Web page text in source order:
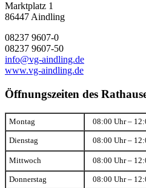
Marktplatz 1
86447 Aindling
08237 9607-0
08237 9607-50
info@vg-aindling.de
www.vg-aindling.de
Öffnungszeiten des
Montag 08:00 Uhr –
Dienstag 08:00 Uhr –
Mittwoch 08:00 Uhr –
Donnerstag 08:00 Uhr –